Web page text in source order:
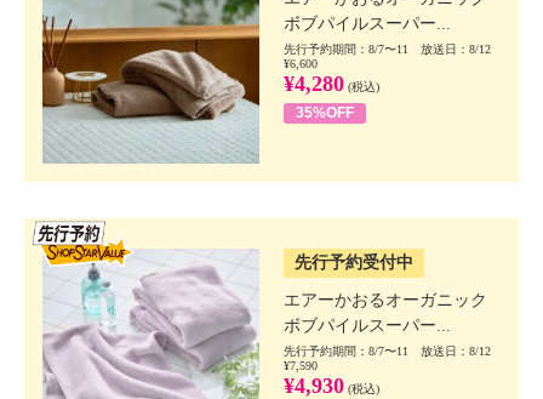
ボブパイルスーパー...
先行予約期間：8/7〜11 放送日：8/12
¥6,600
¥4,280 (税込)
35%OFF
先行予約受付中
エアーかおるオーガニック
ボブパイルスーパー...
先行予約期間：8/7〜11 放送日：8/12
¥7,590
¥4,930 (税込)